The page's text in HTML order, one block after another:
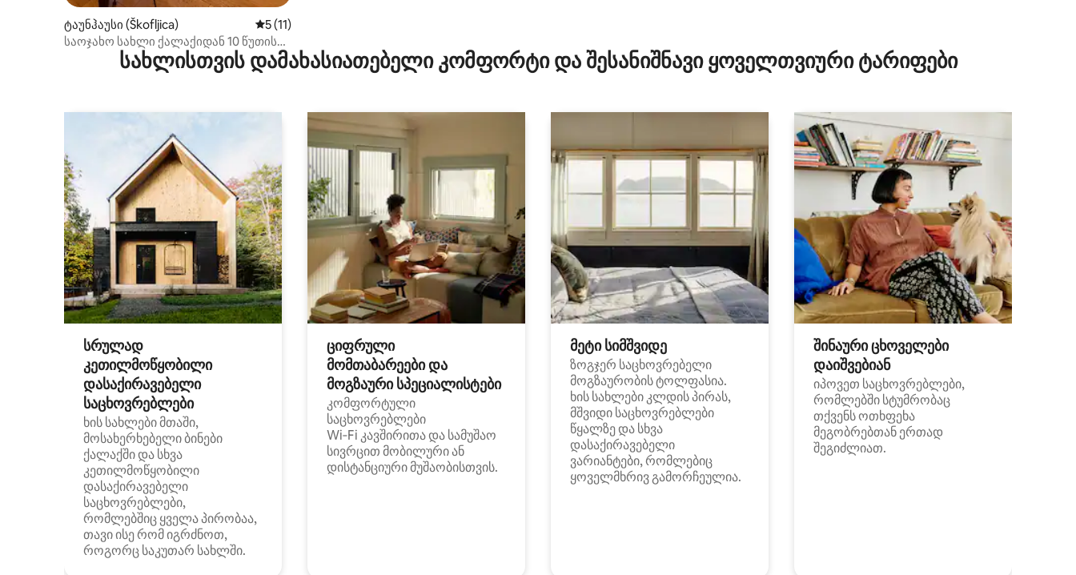
ტაუნჰაუსი (Škofljica) საშუალო შეფასებაა 5‑დან 5, 11 მიმოხილვა
5 (11)
საოჯახო სახლი ქალაქიდან 10 წუთის
სავალზე + ელექტრომობილის
სახლისთვის დამახასიათებელი კომფორტი და შესანიშნავი ყოველთვიური ტარიფები
სრულად
კეთილმოწყობილი
დასაქირავებელი
საცხოვრებლები
ხის სახლები მთაში,
მოსახერხებელი ბინები
ქალაქში და სხვა
კეთილმოწყობილი
დასაქირავებელი
საცხოვრებლები,
რომლებშიც ყველა პირობაა,
თავი ისე რომ იგრძნოთ,
როგორც საკუთარ სახლში.
ციფრული
მომთაბარეები და
მოგზაური სპეციალისტები
კომფორტული
საცხოვრებლები
Wi‑Fi კავშირითა და სამუშაო
სივრცით მობილური ან
დისტანციური მუშაობისთვის.
მეტი სიმშვიდე
ზოგჯერ საცხოვრებელი
მოგზაურობის ტოლფასია.
ხის სახლები კლდის პირას,
მშვიდი საცხოვრებლები
წყალზე და სხვა
დასაქირავებელი
ვარიანტები, რომლებიც
ყოველმხრივ გამორჩეულია.
შინაური ცხოველები
დაიშვებიან
იპოვეთ საცხოვრებლები,
რომლებში სტუმრობაც
თქვენს ოთხფეხა
მეგობრებთან ერთად
შეგიძლიათ.